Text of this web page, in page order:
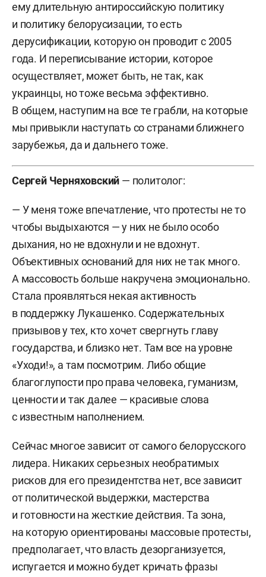
ему длительную антироссийскую политику
и политику белорусизации, то есть
дерусификации, которую он проводит с 2005
года. И переписывание истории, которое
осуществляет, может быть, не так, как
украинцы, но тоже весьма эффективно.
В общем, наступим на все те грабли, на которые
мы привыкли наступать со странами ближнего
зарубежья, да и дальнего тоже.
Сергей Черняховский — политолог:
— У меня тоже впечатление, что протесты не то
чтобы выдыхаются — у них не было особо
дыхания, но не вдохнули и не вдохнут.
Объективных оснований для них не так много.
А массовость больше накручена эмоционально.
Стала проявляться некая активность
в поддержку Лукашенко. Содержательных
призывов у тех, кто хочет свергнуть главу
государства, и близко нет. Там все на уровне
«Уходи!», а там посмотрим. Либо общие
благоглупости про права человека, гуманизм,
ценности и так далее — красивые слова
с известным наполнением.
Сейчас многое зависит от самого белорусского
лидера. Никаких серьезных необратимых
рисков для его президентства нет, все зависит
от политической выдержки, мастерства
и готовности на жесткие действия. Та зона,
на которую ориентированы массовые протесты,
предполагает, что власть дезорганизуется,
испугается и можно будет кричать фразы